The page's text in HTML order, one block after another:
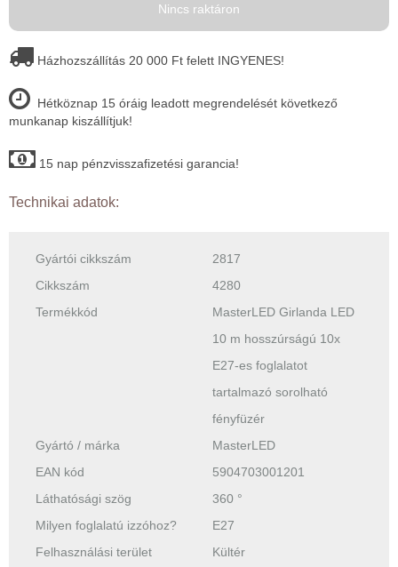
Nincs raktáron
Házhozszállítás 20 000 Ft felett INGYENES!
Hétköznap 15 óráig leadott megrendelését következő
munkanap kiszállítjuk!
15 nap pénzvisszafizetési garancia!
Technikai adatok:
Gyártói cikkszám
2817
Cikkszám
4280
Termékkód
MasterLED Girlanda LED
10 m hosszúrságú 10x
E27-es foglalatot
tartalmazó sorolható
fényfüzér
Gyártó / márka
MasterLED
EAN kód
5904703001201
Láthatósági szög
360 °
Milyen foglalatú izzóhoz?
E27
Felhasználási terület
Kültér